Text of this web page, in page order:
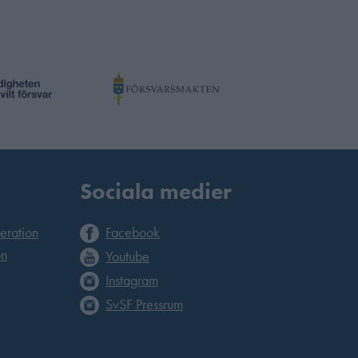
Sociala medier
Facebook
Youtube
Instagram
SvSF Pressrum